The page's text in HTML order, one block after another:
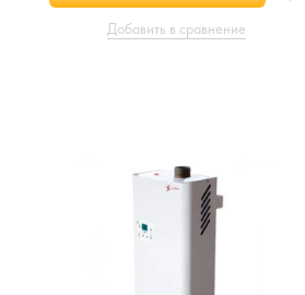
Добавить в сравнение